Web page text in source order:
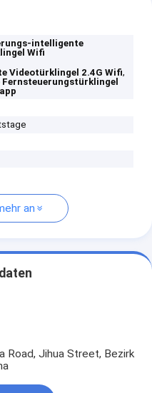
intelligente
Wifi
Videotürklingel 2.4G Wifi,
an
Road, Jihua Street, Bezirk